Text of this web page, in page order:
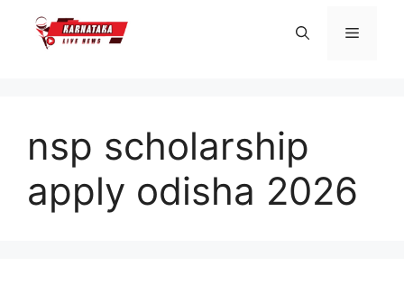
content
Menu
nsp scholarship
apply odisha 2026